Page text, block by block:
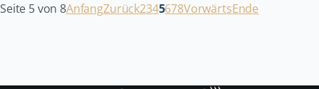
Seite 5 von 8AnfangZurück2345678VorwärtsEnde